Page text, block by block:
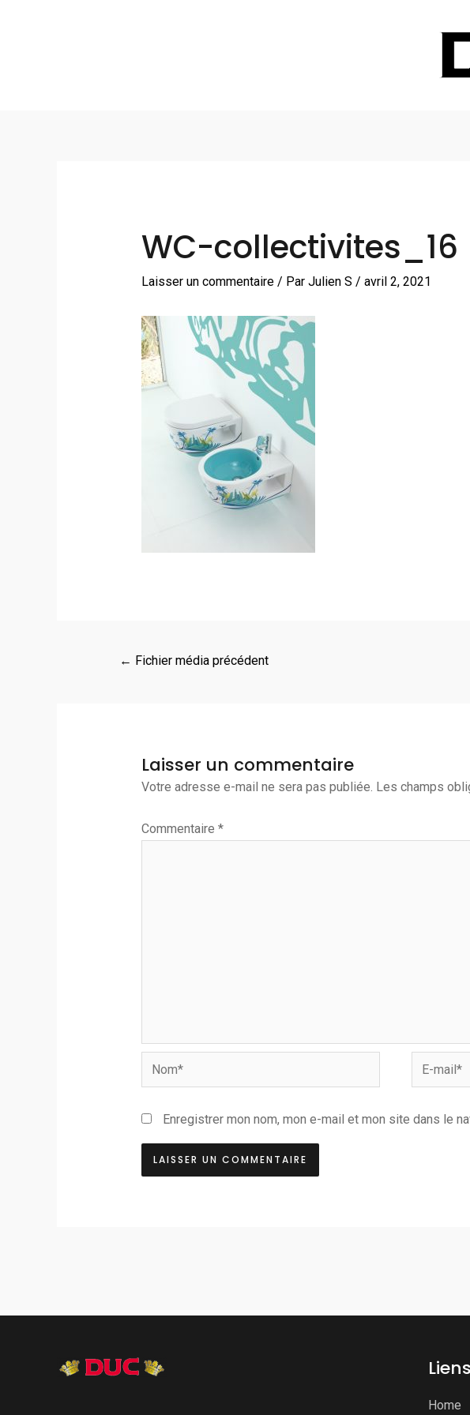
WC-collectivites_16
Laisser un commentaire / Par Julien S / avril 2, 2021
← Fichier média précédent
Laisser un commentaire
Votre adresse e-mail ne sera pas publiée. Les champs
Commentaire *
Nom*
mail*
Enregistrer mon nom, mon e-mail et mon site dans le
Home